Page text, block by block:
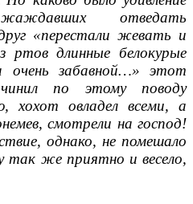
жаждавших отведать
«перестали жевать и
ртов длинные белокурые
очень забавной…» этот
по этому поводу
хохот овладел всеми, а
смотрели на господ!
однако, не помешало
так же приятно и весело,